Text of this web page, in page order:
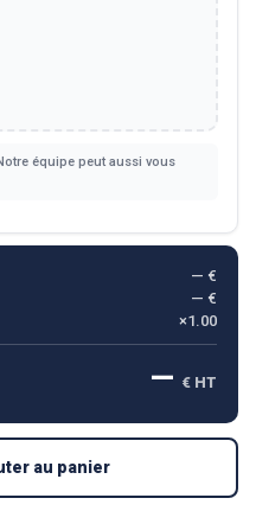
équipe peut aussi vous
— €
— €
×1.00
— € HT
au panier